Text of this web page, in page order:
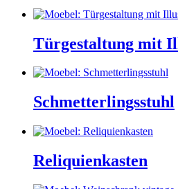
Türgestaltung mit
Schmetterlingsstuhl
Reliquienkasten